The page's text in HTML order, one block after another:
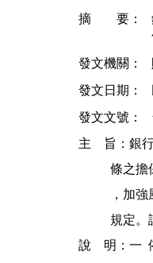
摘 要：
發文機關：
發文日期：
發文文號：
主    旨：銀
條
，
規
說    明：一